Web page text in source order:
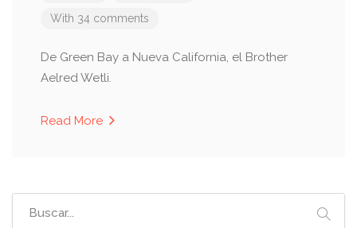
With 34 comments
De Green Bay a Nueva California, el Brother
Aelred Wetli.
Read More